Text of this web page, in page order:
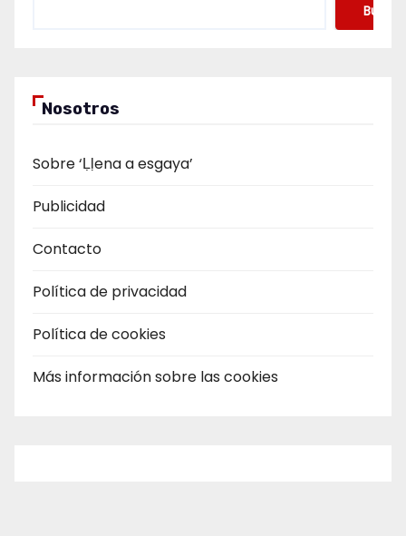
Buscar
Nosotros
Sobre ‘Ḷḷena a esgaya’
Publicidad
Contacto
Política de privacidad
Política de cookies
Más información sobre las cookies